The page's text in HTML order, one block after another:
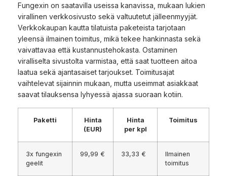
Fungexin on saatavilla useissa kanavissa, mukaan lukien
virallinen verkkosivusto sekä valtuutetut jälleenmyyjät.
Verkkokaupan kautta tilatuista paketeista tarjotaan
yleensä ilmainen toimitus, mikä tekee hankinnasta sekä
vaivattavaa että kustannustehokasta. Ostaminen
viralliselta sivustolta varmistaa, että saat tuotteen aitoa
laatua sekä ajantasaiset tarjoukset. Toimitusajat
vaihtelevat sijainnin mukaan, mutta useimmat asiakkaat
saavat tilauksensa lyhyessä ajassa suoraan kotiin.
Paketti
Hinta
(EUR)
Hinta
per kpl
Toimitus
3x fungexin
geelit
99,99 € 33,33 €
Ilmainen
toimitus